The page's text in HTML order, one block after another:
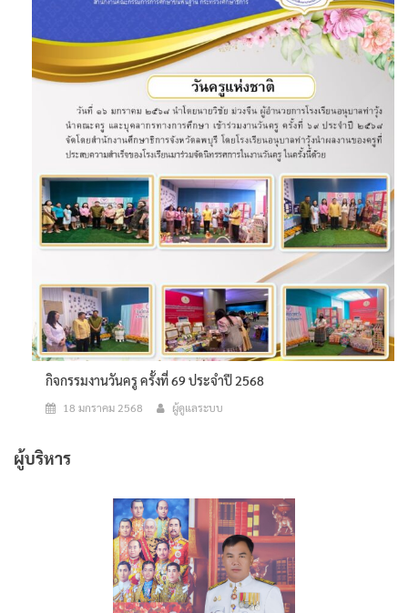
กิจกรรมงานวันครู ครั้งที่ 69 ประจำปี 2568
18 มกราคม 2568 ผู้ดูแลระบบ
ผู้บริหาร